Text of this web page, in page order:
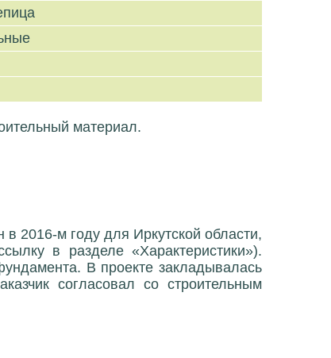
материал.
в 2016-м году для Иркутской области,
в разделе «Характеристики»).
В проекте закладывалась
согласовал со строительным